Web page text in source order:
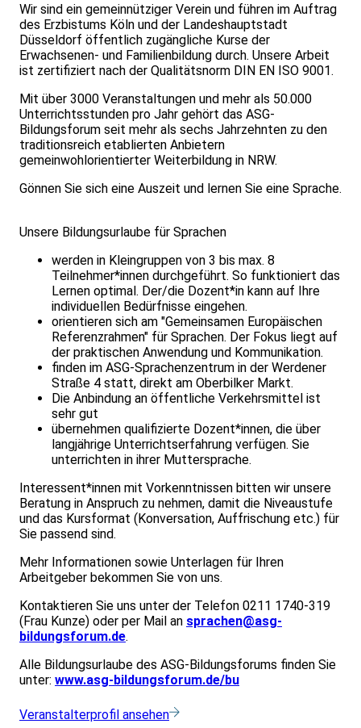
Wir sind ein gemeinnütziger Verein und führen im Auftrag
des Erzbistums Köln und der Landeshauptstadt
Düsseldorf öffentlich zugängliche Kurse der
Erwachsenen- und Familienbildung durch. Unsere Arbeit
ist zertifiziert nach der Qualitätsnorm DIN EN ISO 9001.
Mit über 3000 Veranstaltungen und mehr als 50.000
Unterrichtsstunden pro Jahr gehört das ASG-
Bildungsforum seit mehr als sechs Jahrzehnten zu den
traditionsreich etablierten Anbietern
gemeinwohlorientierter Weiterbildung in NRW.
Gönnen Sie sich eine Auszeit und lernen Sie eine Sprache.
Unsere Bildungsurlaube für Sprachen
werden in Kleingruppen von 3 bis max. 8
Teilnehmer*innen durchgeführt. So funktioniert das
Lernen optimal. Der/die Dozent*in kann auf Ihre
individuellen Bedürfnisse eingehen.
orientieren sich am "Gemeinsamen Europäischen
Referenzrahmen" für Sprachen. Der Fokus liegt auf
der praktischen Anwendung und Kommunikation.
finden im ASG-Sprachenzentrum in der Werdener
Straße 4 statt, direkt am Oberbilker Markt.
Die Anbindung an öffentliche Verkehrsmittel ist
sehr gut
übernehmen qualifizierte Dozent*innen, die über
langjährige Unterrichtserfahrung verfügen. Sie
unterrichten in ihrer Muttersprache.
Interessent*innen mit Vorkenntnissen bitten wir unsere
Beratung in Anspruch zu nehmen, damit die Niveaustufe
und das Kursformat (Konversation, Auffrischung etc.) für
Sie passend sind.
Mehr Informationen sowie Unterlagen für Ihren
Arbeitgeber bekommen Sie von uns.
Kontaktieren Sie uns unter der Telefon 0211 1740-319
(Frau Kunze) oder per Mail an sprachen@asg-
bildungsforum.de.
Alle Bildungsurlaube des ASG-Bildungsforums finden Sie
unter: www.asg-bildungsforum.de/bu
Veranstalterprofil ansehen